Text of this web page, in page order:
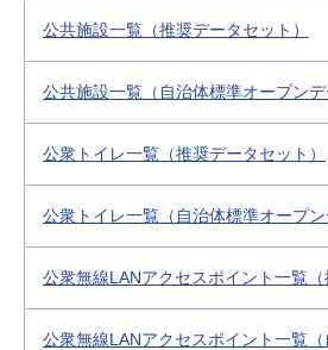
公共施設一覧（推奨データセット）
公共施設一覧（自治体標準オープンデ
公衆トイレ一覧（推奨データセット）
公衆トイレ一覧（自治体標準オープン
公衆無線LANアクセスポイント一覧（
公衆無線LANアクセスポイント一覧